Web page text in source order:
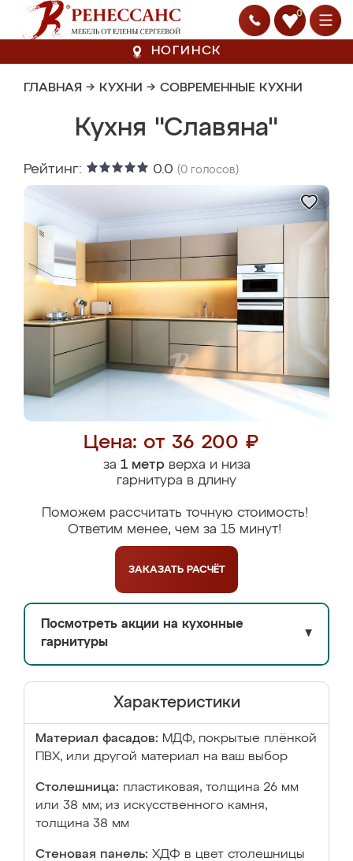
0
НОГИНСК
ГЛАВНАЯ → КУХНИ → СОВРЕМЕННЫЕ КУХНИ
Кухня "Славяна"
Рейтинг: 0.0 (0 голосов)
Цена: от 36 200 ₽
за 1 метрверха и низа
гарнитура в длину
Поможем рассчитать точную стоимость!
Ответим менее, чем за 15 минут!
ЗАКАЗАТЬ РАСЧЁТ
Посмотреть акции на кухонные
гарнитуры
▼
Характеристики
Материал фасадов: МДФ, покрытые плёнкой
ПВХ, или другой материал на ваш выбор
Столешница: пластиковая, толщина 26 мм
или 38 мм; из искусственного камня,
толщина 38 мм
Стеновая панель: ХДФ в цвет столешницы